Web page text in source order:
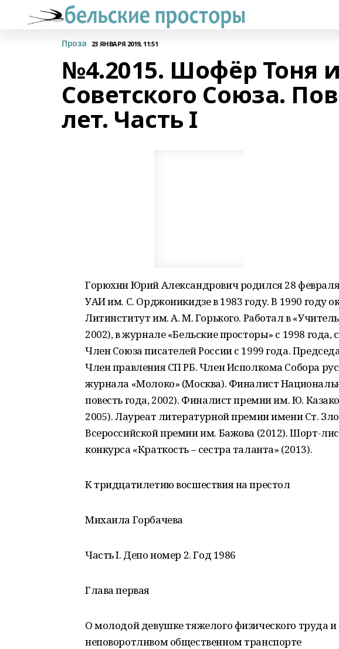
Проза 23 ЯНВАРЯ 2019, 11:51
№4.2015. Шофёр Тоня
Советского Союза.
лет. Часть I
Горюхин Юрий Александрович родился 28
УАИ им. С. Орджоникидзе в 1983 году. В 1990 году
Литинститут им. А. М. Горького. Работал в
2002), в журнале «Бельские просторы» с 1998 года,
Член Союза писателей России с 1999 года.
Член правления СП РБ. Член Исполкома Собора
журнала «Молоко» (Москва). Финалист
повесть года, 2002). Финалист премии им. Ю.
2005). Лауреат литературной премии имени Ст.
Всероссийской премии им. Бажова (2012). Шорт-
конкурса «Краткость – сестра таланта» (2013).
К тридцатилетию восшествия на престол
Михаила Горбачева
Часть I. Депо номер 2. Год 1986
Глава первая
О молодой девушке тяжелого физического труда и
неповоротливом общественном транспорте